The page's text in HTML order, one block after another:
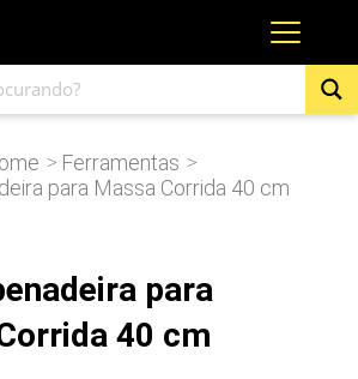
> Ferramentas >
para Massa Corrida 40 cm
para
40 cm